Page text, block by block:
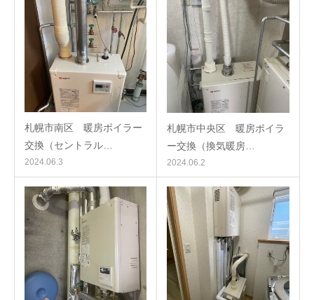
札幌市南区 暖房ボイラー
交換（セントラル…
2024.06.3
札幌市中央区 暖房ボイラ
ー交換（換気暖房…
2024.06.2